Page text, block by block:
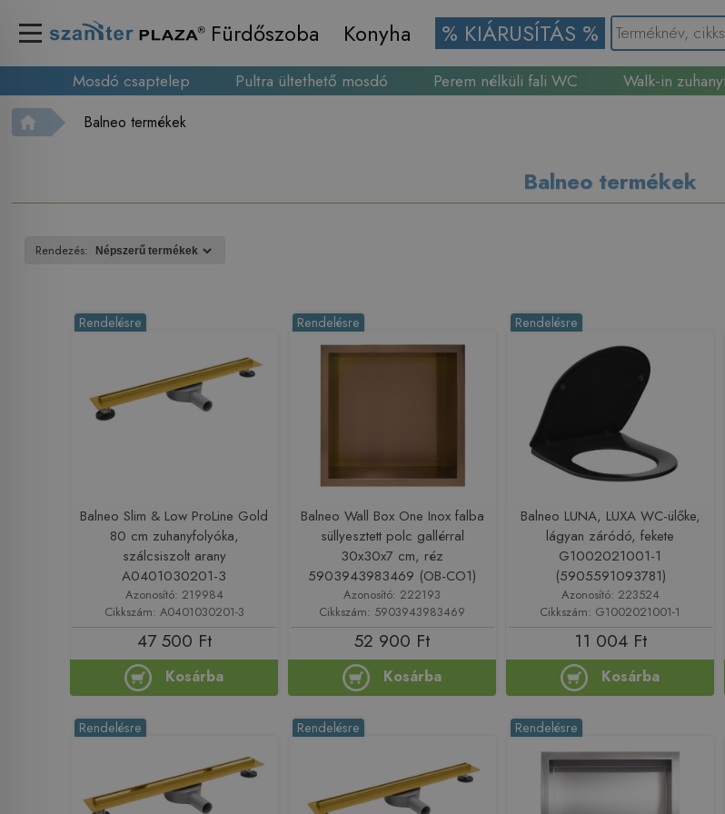
Fürdőszoba Konyha % KIÁRUSÍTÁS %
Mosdó csaptelep Pultra ültethető mosdó Perem nélküli fali WC Walk-in
Balneo termékek
Balneo termékek
Rendezés:
Rendelésre
Balneo Slim & Low ProLine Gold
80 cm zuhanyfolyóka,
szálcsiszolt arany
A0401030201-3
Azonosító: 219984
Cikkszám: A0401030201-3
47 500 Ft
Kosárba
Rendelésre
Balneo Wall Box One Inox falba
süllyesztett polc gallérral
30x30x7 cm, réz
5903943983469 (OB-CO1)
Azonosító: 222193
Cikkszám: 5903943983469
52 900 Ft
Kosárba
Rendelésre
Balneo LUNA, LUXA WC-ülőke,
lágyan záródó, fekete
G1002021001-1
(5905591093781)
Azonosító: 223524
Cikkszám: G1002021001-1
11 004 Ft
Kosárba
Rendelésre Rendelésre Rendelésre